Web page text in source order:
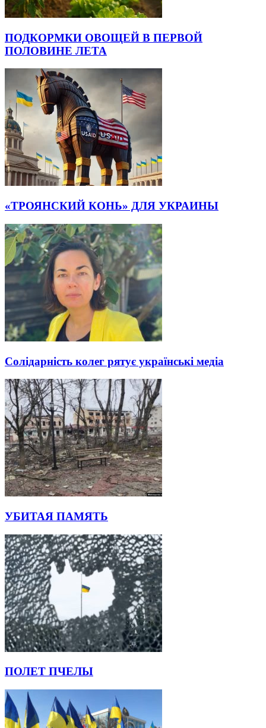
ПОДКОРМКИ ОВОЩЕЙ В ПЕРВОЙ
ПОЛОВИНЕ ЛЕТА
«ТРОЯНСКИЙ КОНЬ» ДЛЯ УКРАИНЫ
Солідарність колег рятує українські медіа
УБИТАЯ ПАМЯТЬ
ПОЛЕТ ПЧЕЛЫ